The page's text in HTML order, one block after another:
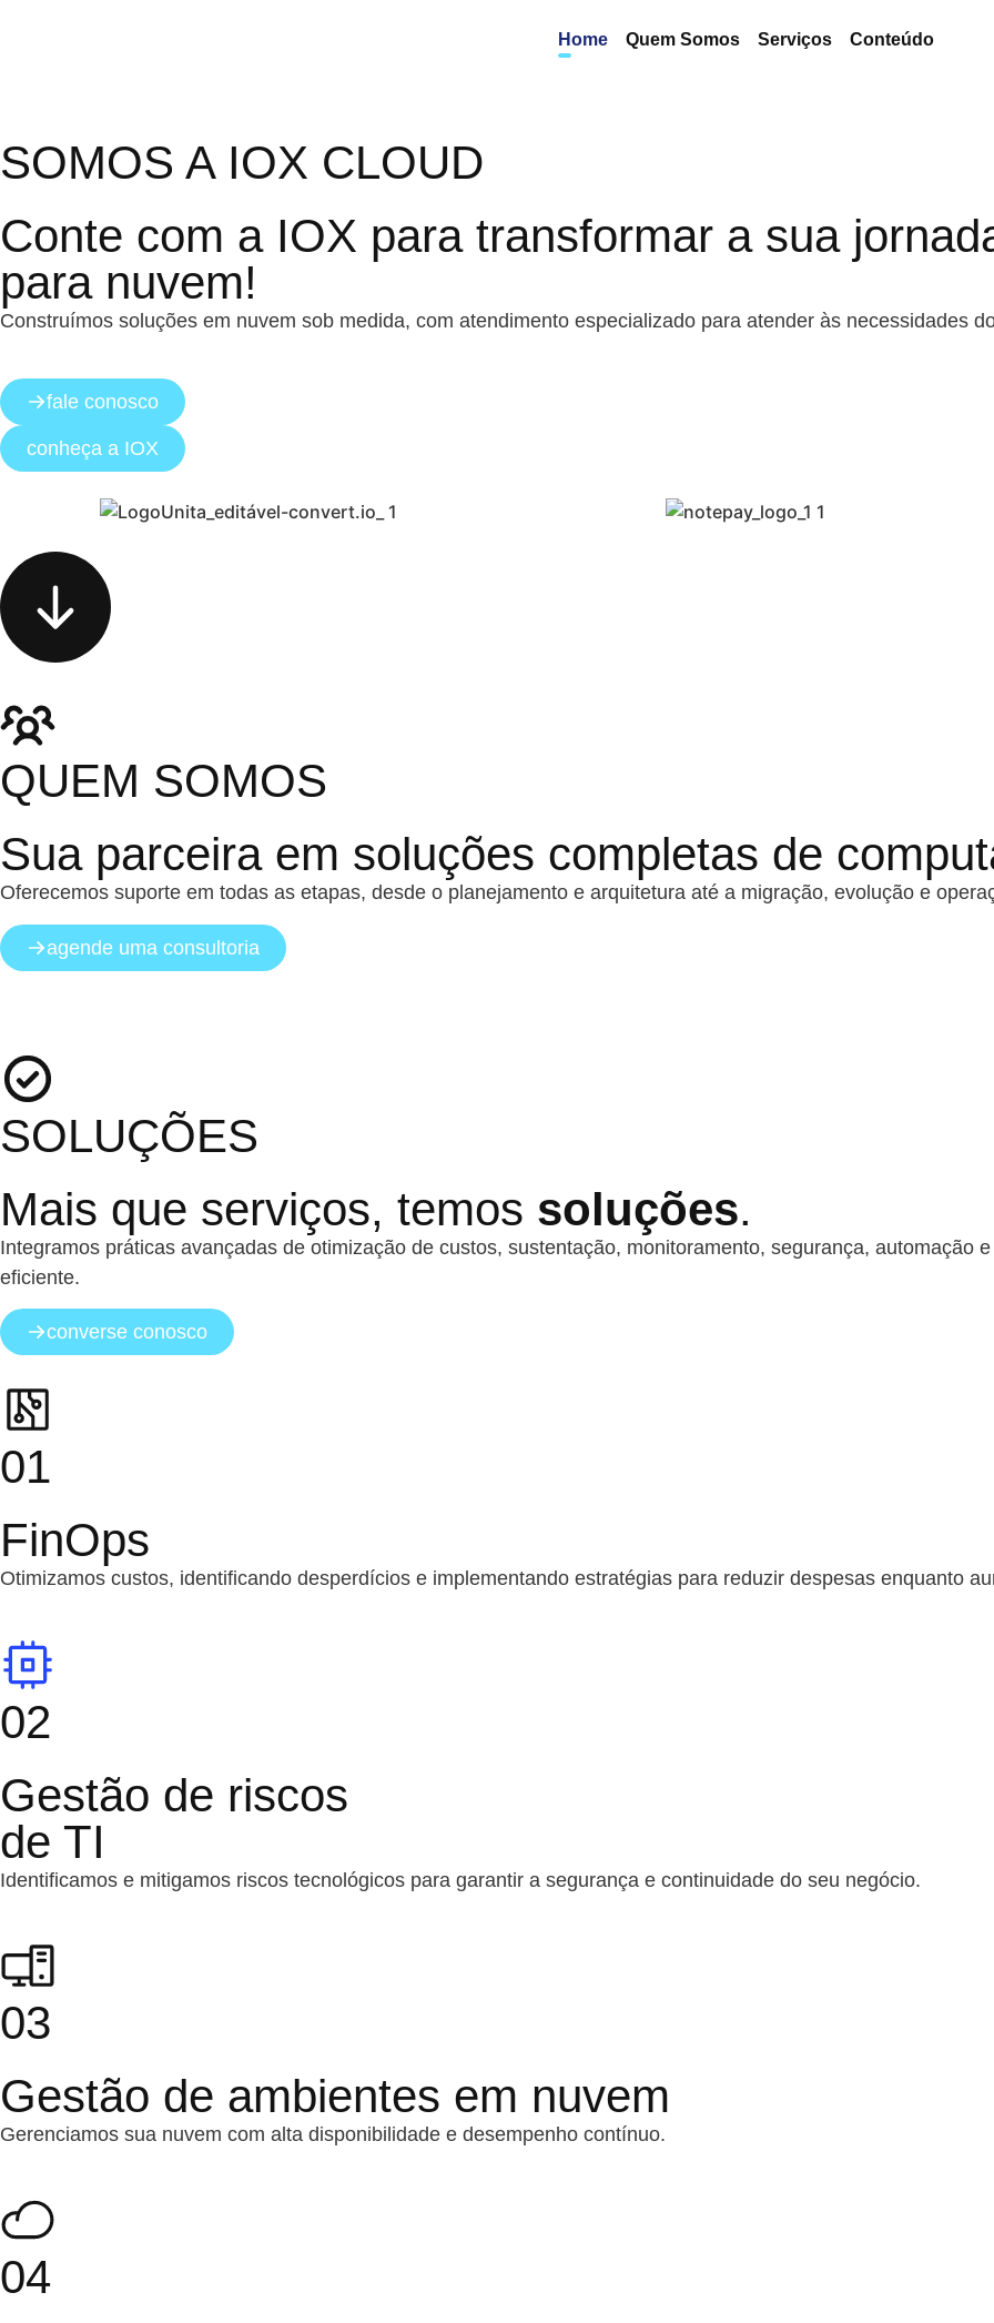
Home Quem Somos Serviços Conteúdo
SOMOS A IOX CLOUD
Conte com a IOX para transformar a sua
para nuvem!
Construímos soluções em nuvem sob medida, com atendimento especializado para atender às necessidades
fale conosco
conheça a IOX
QUEM SOMOS
Sua parceira em soluções completas de
Oferecemos suporte em todas as etapas, desde o planejamento e arquitetura até a migração, evolução e
agende uma consultoria
SOLUÇÕES
Mais que serviços, temos soluções.
Integramos práticas avançadas de otimização de custos, sustentação, monitoramento, segurança, automação
eficiente.
converse conosco
01
FinOps
Otimizamos custos, identificando desperdícios e implementando estratégias para reduzir despesas enquanto
02
Gestão de riscos
de TI
Identificamos e mitigamos riscos tecnológicos para garantir a segurança e continuidade do seu negócio.
03
Gestão de ambientes em nuvem
Gerenciamos sua nuvem com alta disponibilidade e desempenho contínuo.
04